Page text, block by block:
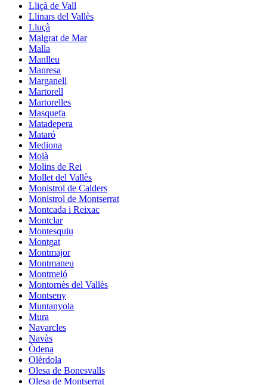
Lliçà de Vall
Llinars del Vallès
Lluçà
Malgrat de Mar
Malla
Manlleu
Manresa
Marganell
Martorell
Martorelles
Masquefa
Matadepera
Mataró
Mediona
Moià
Molins de Rei
Mollet del Vallès
Monistrol de Calders
Monistrol de Montserrat
Montcada i Reixac
Montclar
Montesquiu
Montgat
Montmajor
Montmaneu
Montmeló
Montornès del Vallès
Montseny
Muntanyola
Mura
Navarcles
Navàs
Òdena
Olèrdola
Olesa de Bonesvalls
Olesa de Montserrat